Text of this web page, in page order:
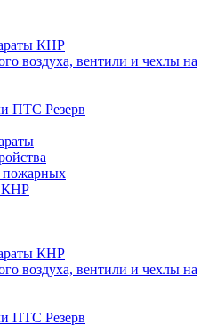
КНР
воздуха, вентили и чехлы на
ПТС Резерв
пожарных
КНР
КНР
воздуха, вентили и чехлы на
ПТС Резерв